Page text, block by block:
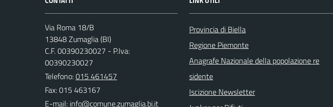
Via Roma 18/B
13848 Zumaglia (BI)
C.F. 00390230027 - P.Iva:
00390230027
Telefono:015 461457
Fax: 015 463167
E-mail:
Provincia di Biella
Regione Piemonte
Anagrafe Nazionale della popolazione re
sidente
Iscizione Newsletter